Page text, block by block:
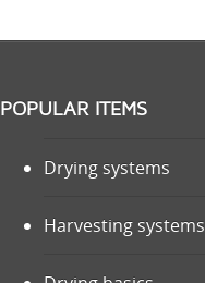
POPULAR ITEMS
Drying systems
Harvesting systems